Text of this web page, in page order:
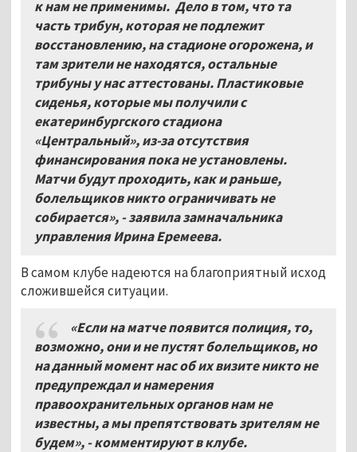
к нам не применимы. Дело в том, что та
часть трибун, которая не подлежит
восстановлению, на стадионе огорожена, и
там зрители не находятся, остальные
трибуны у нас аттестованы. Пластиковые
сиденья, которые мы получили с
екатеринбургского стадиона
«Центральный», из-за отсутствия
финансирования пока не установлены.
Матчи будут проходить, как и раньше,
болельщиков никто ограничивать не
собирается», - заявила замначальника
управления Ирина Еремеева.
В самом клубе надеются на благоприятный исход
сложившейся ситуации.
«Если на матче появится полиция, то,
возможно, они и не пустят болельщиков, но
на данный момент нас об их визите никто не
предупреждал и намерения
правоохранительных органов нам не
известны, а мы препятствовать зрителям не
будем», - комментируют в клубе.